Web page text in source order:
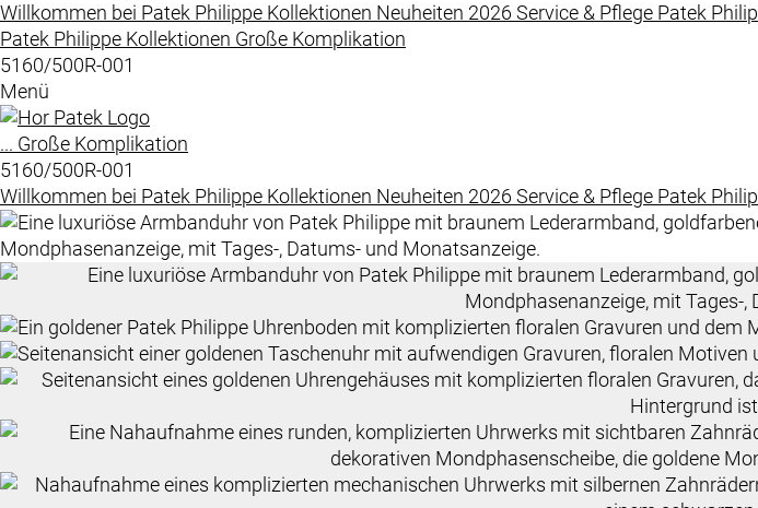
Willkommen bei Patek Philippe Kollektionen Neuheiten 2026 Service & Pflege Patek
Patek Philippe Kollektionen Große Komplikation
5160/500R-001
Menü
... Große Komplikation
5160/500R-001
Willkommen bei Patek Philippe Kollektionen Neuheiten 2026 Service & Pflege Patek